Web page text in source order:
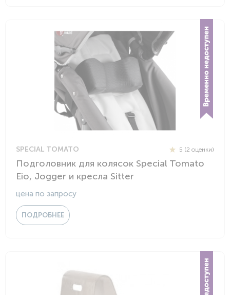
SPECIAL TOMATO 5 (2 оценки)
Подголовник для колясок Special Tomato
Eio, Jogger и кресла Sitter
цена по запросу
ПОДРОБНЕЕ